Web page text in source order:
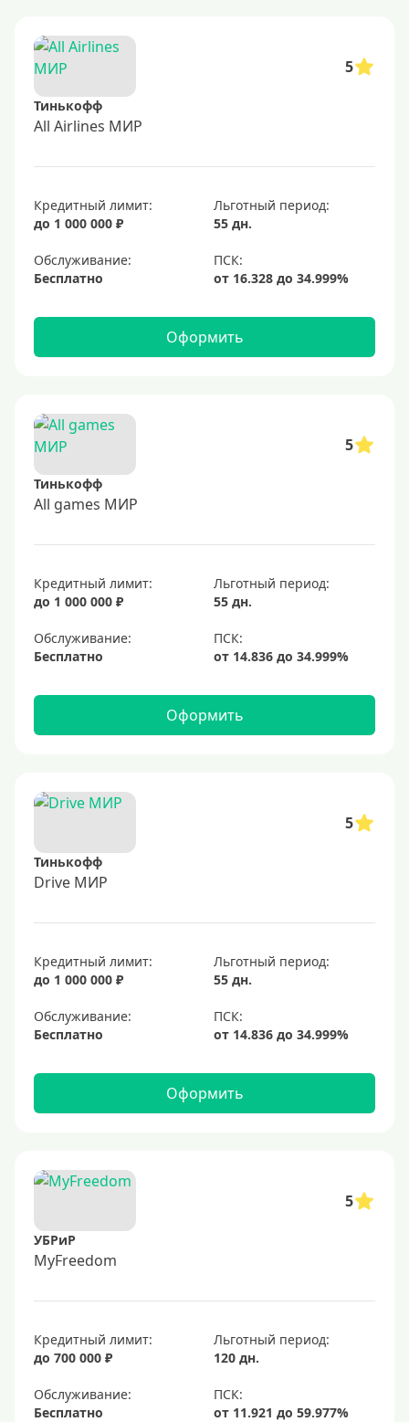
5
Тинькофф
All Airlines МИР
Кредитный лимит:
до 1 000 000 ₽
Льготный период:
55 дн.
Обслуживание:
Бесплатно
Оформить
5
Тинькофф
All games МИР
Кредитный лимит:
до 1 000 000 ₽
Льготный период:
55 дн.
Обслуживание:
Бесплатно
Оформить
5
Тинькофф
Drive МИР
Кредитный лимит:
до 1 000 000 ₽
Льготный период:
55 дн.
Обслуживание:
Бесплатно
Оформить
5
УБРиР
MyFreedom
Кредитный лимит:
до 700 000 ₽
Льготный период:
120 дн.
Обслуживание:
Бесплатно